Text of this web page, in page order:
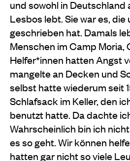
und sowohl in Deutschland
Lesbos lebt. Sie war es,
geschrieben hat. Damals
Menschen im Camp Moria,
Helfer*innen hatten Angst
mangelte an Decken und
selbst hatte wiederum seit
Schlafsack im Keller, den
benutzt hatte. Da dachte
Wahrscheinlich bin ich
es so geht. Wir können
hatten gar nicht so viele